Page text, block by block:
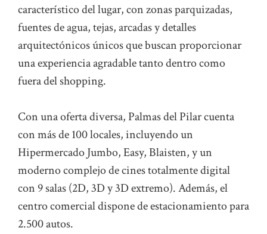
característico del lugar, con zonas parquizadas,
fuentes de agua, tejas, arcadas y detalles
arquitectónicos únicos que buscan proporcionar
una experiencia agradable tanto dentro como
fuera del shopping.
Con una oferta diversa, Palmas del Pilar cuenta
con más de 100 locales, incluyendo un
Hipermercado Jumbo, Easy, Blaisten, y un
moderno complejo de cines totalmente digital
con 9 salas (2D, 3D y 3D extremo). Además, el
centro comercial dispone de estacionamiento para
2.500 autos.